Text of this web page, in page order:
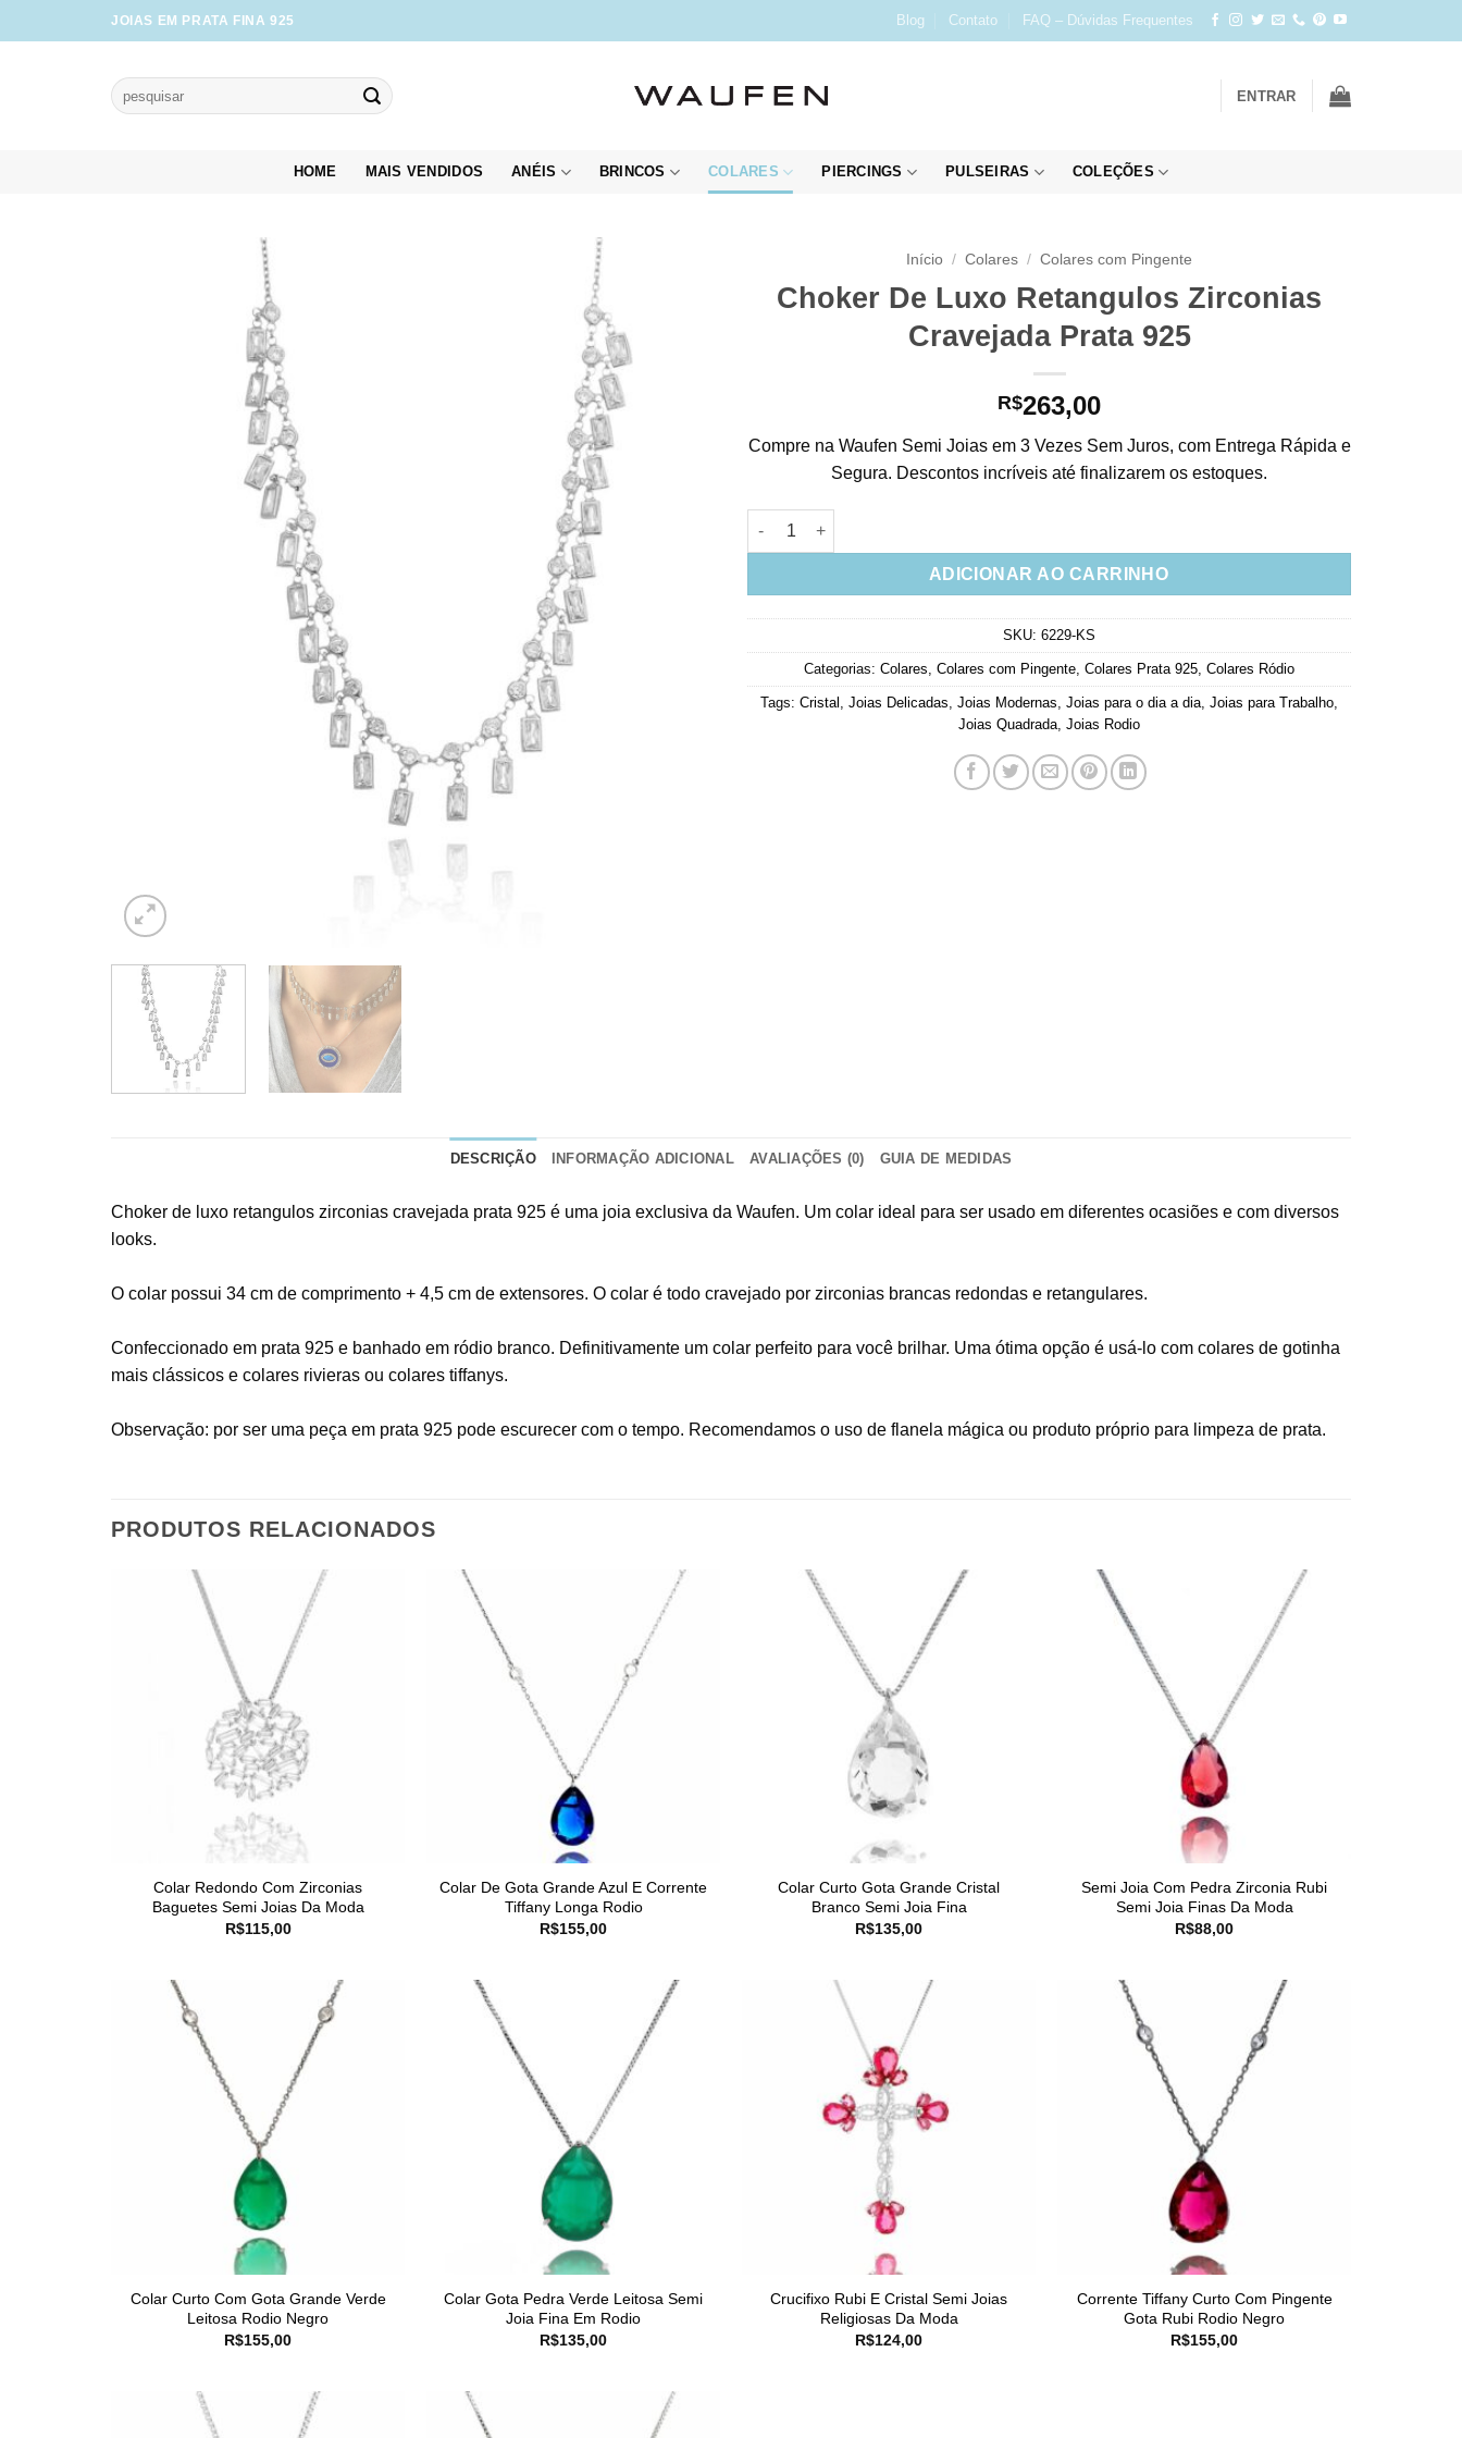
to
JOIAS EM PRATA FINA 925 Blog Contato FAQ – Dúvidas Frequentes
Pesquisar
por:
ENTRAR
HOME MAIS VENDIDOS ANÉIS BRINCOS COLARES PIERCINGS PULSEIRAS COLEÇÕES
Início / Colares / Colares com Pingente
Choker De Luxo Retangulos Zirconias
Cravejada Prata 925
R$263,00
Compre na Waufen Semi Joias em 3 Vezes Sem Juros, com Entrega Rápida e
Segura. Descontos incríveis até finalizarem os estoques.
Choker De Luxo Retangulos Zirconias Cravejada Prata 925 quantidade
ADICIONAR AO CARRINHO
SKU: 6229-KS
Categorias: Colares Colares com Pingente Colares Prata 925 Colares Ródio
Tags: Cristal Joias Delicadas Joias Modernas Joias para o dia a dia Joias para Trabalho
Joias Quadrada Joias Rodio
DESCRIÇÃO INFORMAÇÃO ADICIONAL AVALIAÇÕES (0) GUIA DE MEDIDAS
Choker de luxo retangulos zirconias cravejada prata 925 é uma joia exclusiva da Waufen. Um colar ideal para ser usado em diferentes ocasiões e com diversos
looks.
O colar possui 34 cm de comprimento + 4,5 cm de extensores. O colar é todo cravejado por zirconias brancas redondas e retangulares.
Confeccionado em prata 925 e banhado em ródio branco. Definitivamente um colar perfeito para você brilhar. Uma ótima opção é usá-lo com colares de gotinha
mais clássicos e colares rivieras ou colares tiffanys.
Observação: por ser uma peça em prata 925 pode escurecer com o tempo. Recomendamos o uso de flanela mágica ou produto próprio para limpeza de prata.
PRODUTOS RELACIONADOS
Colar Redondo Com Zirconias
Baguetes Semi Joias Da Moda
R$115,00
Colar De Gota Grande Azul E Corrente
Tiffany Longa Rodio
R$155,00
Colar Curto Gota Grande Cristal
Branco Semi Joia Fina
R$135,00
Semi Joia Com Pedra Zirconia Rubi
Semi Joia Finas Da Moda
R$88,00
Colar Curto Com Gota Grande Verde
Leitosa Rodio Negro
R$155,00
Colar Gota Pedra Verde Leitosa Semi
Joia Fina Em Rodio
R$135,00
Crucifixo Rubi E Cristal Semi Joias
Religiosas Da Moda
R$124,00
Corrente Tiffany Curto Com Pingente
Gota Rubi Rodio Negro
R$155,00